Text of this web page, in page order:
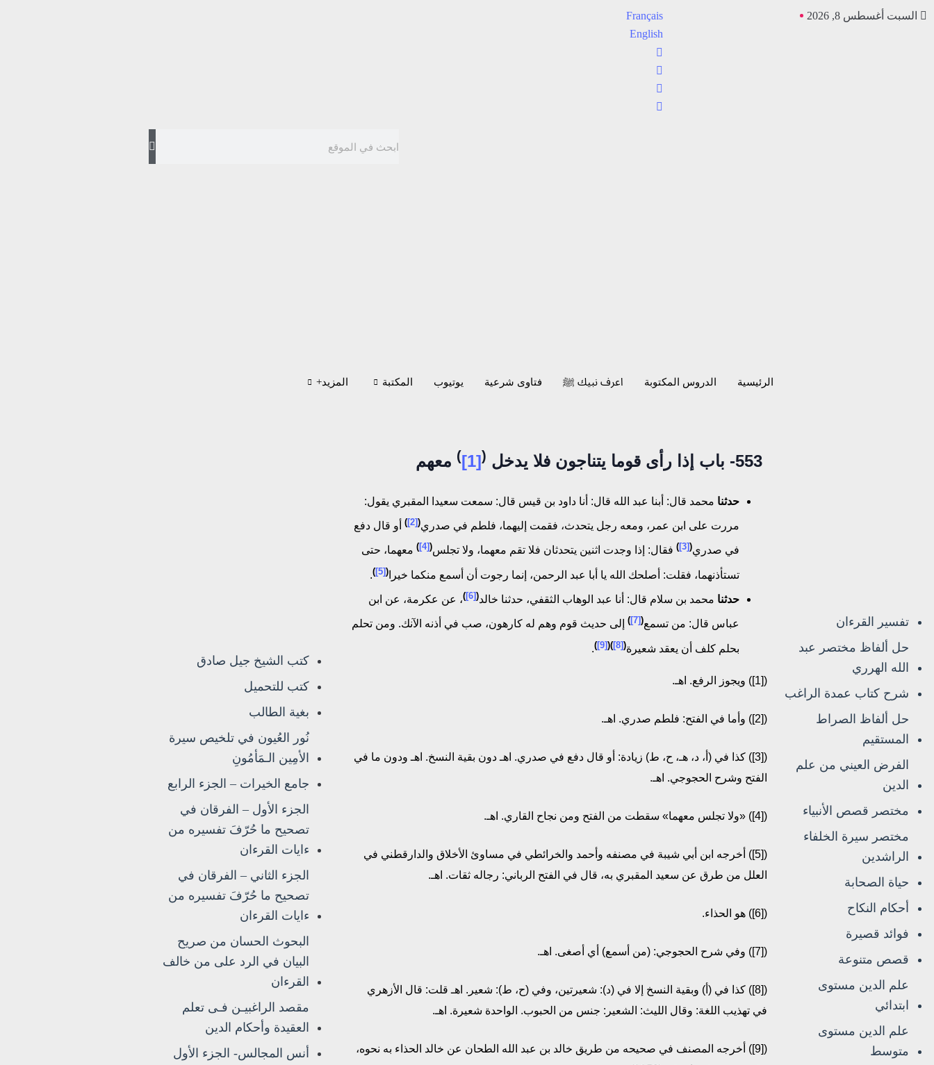
السبت أغسطس 8, 2026
Français
English
الرئيسية الدروس المكتوبة اعرف نبيك ﷺ فتاوى شرعية يوتيوب المكتبة المزيد+
تفسير القرءان
حل ألفاظ مختصر عبد
الله الهرري
شرح كتاب عمدة الراغب
حل ألفاظ الصراط
المستقيم
الفرض العيني من علم
الدين
مختصر قصص الأنبياء
مختصر سيرة الخلفاء
الراشدين
حياة الصحابة
أحكام النكاح
فوائد قصيرة
قصص متنوعة
علم الدين مستوى
ابتدائي
علم الدين مستوى
متوسط
(
[1]
) معهم
حدثنا محمد قال: أبنا عبد الله قال: أنا داود بن قيس قال: سمعت سعيدا المقبري يقول:
مررت على ابن عمر، ومعه رجل يتحدث، فقمت إليهما، فلطم في صدري(
[2]
) أو قال دفع
في صدري(
[3]
)فقال: إذا وجدت اثنين يتحدثان فلا تقم معهما، ولا تجلس(
[4]
)معهما، حتى
تستأذنهما، فقلت: أصلحك الله يا أبا عبد الرحمن، إنما رجوت أن أسمع منكما خيرا (
[5]
)
.
حدثنا محمد بن سلام قال: أنا عبد الوهاب الثقفي، حدثنا خالد(
[6]
)، عن عكرمة، عن ابن
عباس قال: من تسمع(
[7]
)إلى حديث قوم وهم له كارهون، صب في أذنه الآنك. ومن تحلم
بحلم كلف أن يعقد شعيرة(
[8]
)(
[9]
)
.
([1]) ويجوز الرفع. اهـ.
([2]) وأما في الفتح: فلطم صدري. اهـ.
([3]) كذا في (أ، د، هـ، ح، ط) زيادة: أو قال دفع في صدري. اهـ دون بقية النسخ. اهـ ودون ما في
الفتح وشرح الحجوجي. اهـ.
([4]) «ولا تجلس معهما» سقطت من الفتح ومن نجاح القاري. اهـ.
([5]) أخرجه ابن أبي شيبة في مصنفه وأحمد والخرائطي في مساوئ الأخلاق والدارقطني في
العلل من طرق عن سعيد المقبري به، قال في الفتح الرباني: رجاله ثقات. اهـ.
([6]) هو الحذاء.
([7]) وفي شرح الحجوجي: (من أسمع) أي أصغى. اهـ.
([8]) كذا في (أ) وبقية النسخ إلا في (د): شعيرتين، وفي (ح، ط): شعير. اهـ قلت: قال الأزهري
في تهذيب اللغة: وقال الليث: الشعير: جنس من الحبوب. الواحدة شعيرة. اهـ.
([9]) أخرجه المصنف في صحيحه من طريق خالد بن عبد الله الطحان عن خالد الحذاء به نحوه،
كتب الشيخ جيل صادق
كتب للتحميل
بغية الطالب
نُور العُيون في تلخيص سيرة
الأمِين الـمَأمُونِ
جامع الخيرات – الجزء الرابع
الجزء الأول – الفرقان في
تصحيح ما حُرّفَ تفسيره من
ءايات القرءان
الجزء الثاني – الفرقان في
تصحيح ما حُرّفَ تفسيره من
ءايات القرءان
البحوث الحسان من صريح
البيان في الرد على من خالف
القرءان
مقصد الراغبيـن فـى تعلم
العقيدة وأحكام الدين
أنس المجالس- الجزء الأول